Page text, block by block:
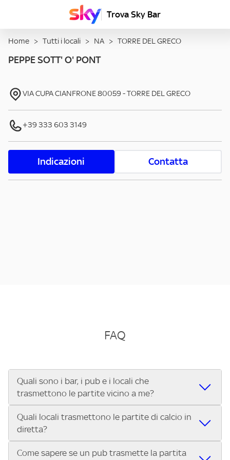
Trova Sky Bar
Home > Tutti i locali > NA > TORRE DEL GRECO
PEPPE SOTT' O' PONT
VIA CUPA CIANFRONE80059 -TORRE DEL GRECO
+39 333 603 3149
Indicazioni Contatta
FAQ
Quali sono i bar, i pub e i locali che
trasmettono le partite vicino a me?
Se cerchi un bar, pub, ristorante o locale vicino a te per
vedere le partite di Serie A ENILIVE, la Serie C Sky Wifi, la
UEFA Champions League, la UEFA Europa League, la UEFA
Conference League, il Tennis, la Formula 1®, la MotoGP™ e
Quali locali trasmettono le partite di calcio in
diretta?
Vuoi sapere quali bar, pub o ristoranti mostrano le partite
Come sapere se un pub trasmette la partita